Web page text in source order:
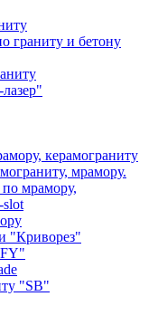
граниту и бетону
керамограниту
мрамору.
мрамору,
slot
"Криворез"
"SB"